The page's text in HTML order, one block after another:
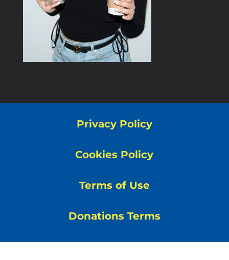
Privacy Policy
Cookies Policy
Terms of Use
Donations Terms